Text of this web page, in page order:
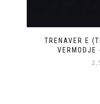
TRENAVER E